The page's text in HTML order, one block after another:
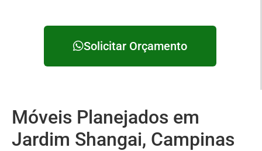
Solicitar Orçamento
Móveis Planejados em
Jardim Shangai, Campinas